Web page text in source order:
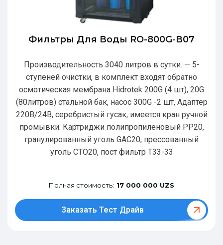
Фильтры Для Воды RO-800G-В07
Производительность 3040 литров в сутки. — 5-
ступеней очистки, в комплект входят обратно
осмотическая мембрана Hidrotek 200G (4 шт), 20G
(80литров) стальной бак, насос 300G -2 шт, Адаптер
220В/24В, серебристый гусак, имеется кран ручной
промывки. Картриджи полипропиленовый РР20,
гранулированный уголь GAC20, прессованный
уголь CTO20, пост фильтр T33-33
Полная стоимость: 17 000 000 UZS
Заказать Тест Драйв